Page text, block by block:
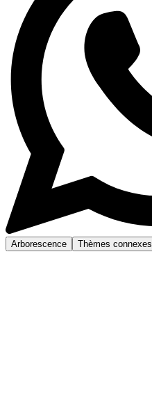
Arborescence Thèmes connexes